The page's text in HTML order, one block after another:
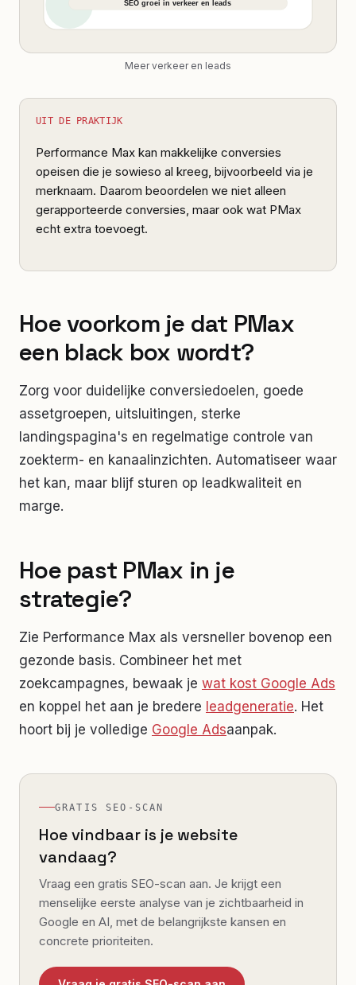
Meer verkeer en leads
UIT DE PRAKTIJK
Performance Max kan makkelijke conversies
opeisen die je sowieso al kreeg, bijvoorbeeld via je
merknaam. Daarom beoordelen we niet alleen
gerapporteerde conversies, maar ook wat PMax
echt extra toevoegt.
Hoe voorkom je dat PMax
een black box wordt?
Zorg voor duidelijke conversiedoelen, goede
assetgroepen, uitsluitingen, sterke
landingspagina's en regelmatige controle van
zoekterm- en kanaalinzichten. Automatiseer waar
het kan, maar blijf sturen op leadkwaliteit en
marge.
Hoe past PMax in je
strategie?
Zie Performance Max als versneller bovenop een
gezonde basis. Combineer het met
zoekcampagnes, bewaak je wat kost Google Ads
en koppel het aan je bredere leadgeneratie. Het
hoort bij je volledige Google Adsaanpak.
GRATIS SEO-SCAN
Hoe vindbaar is je website
vandaag?
Vraag een gratis SEO-scan aan. Je krijgt een
menselijke eerste analyse van je zichtbaarheid in
Google en AI, met de belangrijkste kansen en
concrete prioriteiten.